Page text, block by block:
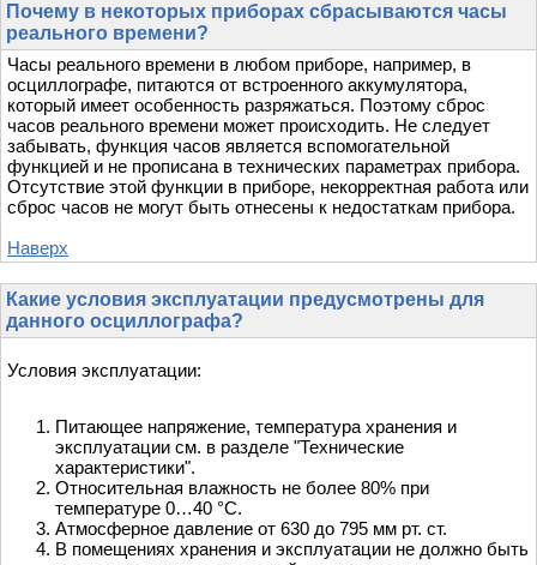
Почему в некоторых приборах сбрасываются часы
реального времени?
Часы реального времени в любом приборе, например, в
осциллографе, питаются от встроенного аккумулятора,
который имеет особенность разряжаться. Поэтому сброс
часов реального времени может происходить. Не следует
забывать, функция часов является вспомогательной
функцией и не прописана в технических параметрах прибора.
Отсутствие этой функции в приборе, некорректная работа или
сброс часов не могут быть отнесены к недостаткам прибора.
Наверх
Какие условия эксплуатации предусмотрены для
данного осциллографа?
Условия эксплуатации:
Питающее напряжение, температура хранения и
эксплуатации см. в разделе "Технические
характеристики".
Относительная влажность не более 80% при
температуре 0…40 °С.
Атмосферное давление от 630 до 795 мм рт. ст.
В помещениях хранения и эксплуатации не должно быть